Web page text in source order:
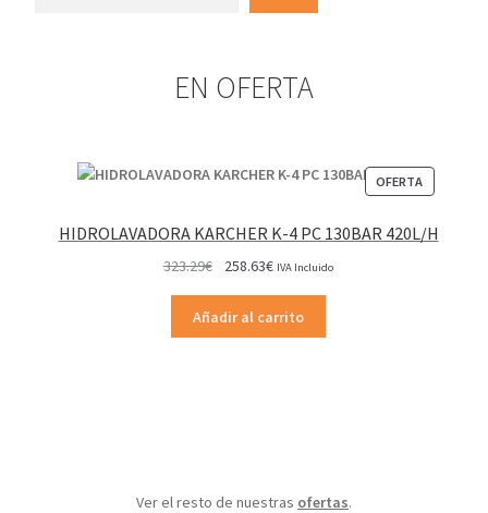
EN OFERTA
OFERTA
EN
HIDROLAVADORA KARCHER K-4 PC 130BAR 420L/H
323.29€
original
era:
258.63€El
actual
es:
IVA Incluido
Añadir al carrito
Ver el resto de nuestras ofertas.